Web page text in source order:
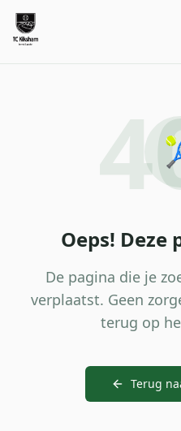
Oeps! Deze
De pagina die je
verplaatst. Geen
terug op
Terug